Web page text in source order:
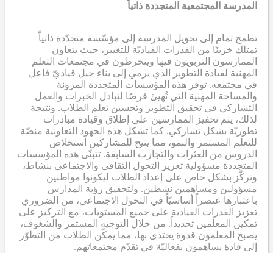
المدرسة المجتمعية المتجددة ذاتياً
تطمح تمام إلى تحويل المدرسة إلى مؤسّسة متجدّدة ذاتياّ
تمتلك خزينًا من القدرات القياديّة للتغيير، حيث يتعاون
الممارسون التربويون فيها وينخرطون في مجتمعات التعلم
المهنية لقيادة التطوير الذي يرمي إلى بناء جيل قياديّ فاعل
في مجتمعه. توفر هذه المؤسسات المتجددة المرونة
والمساحة المهنية التي تُهيئ فرصًا لتبادل الخبرات والعمل
التشاركي في تحقيق التطوير وتحسين تعلم الطلاب. ونتيجة
لذلك، يتم تحفيز الممارسين على إطلاق وقيادة مبادرات
تطوريّة بشكل تشاركي. كما تشكل هذه الجهود التعاونية منصّة
للتعلم المستمر والنمو، مما يتيح للمشاركين استخلاص
الدروس من العثرات والتجارب السابقة. تتبنّى هذه المؤسسات
المتجددة مسؤولية تعزيز التحول الثقافي والاجتماعي بنشاط،
وتركّز بشكل خاص على إعداد الطلاب ليكونوا مواطنين
مسؤولين ومساهمين نشطين. ولتحقيق رؤية المدارس
باعتبارها عنصراً أساسيّاً في التحول الاجتماعي، من الضروري
تعزيز القدرات القيادية على جميع المستويات، مع التركيز على
تمكين المعلمين تحديداً. من خلال التوجيه المستمر والشغوف،
يصبح المعلمون قدوة يحتذى بها، مما يمكّن الطلاب من التطوّر
إلى قادة يساهمون بفعاليّة في تقدّم مجتمعاتهم.